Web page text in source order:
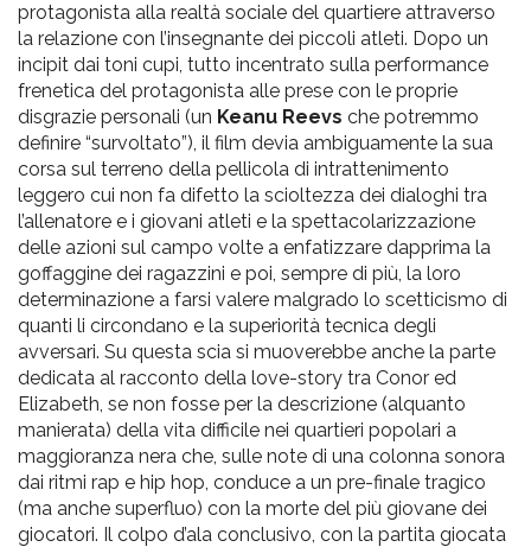
protagonista alla realtà sociale del quartiere attraverso
la relazione con l’insegnante dei piccoli atleti. Dopo un
incipit dai toni cupi, tutto incentrato sulla performance
frenetica del protagonista alle prese con le proprie
disgrazie personali (un Keanu Reevs che potremmo
definire “survoltato”), il film devia ambiguamente la sua
corsa sul terreno della pellicola di intrattenimento
leggero cui non fa difetto la scioltezza dei dialoghi tra
l’allenatore e i giovani atleti e la spettacolarizzazione
delle azioni sul campo volte a enfatizzare dapprima la
goffaggine dei ragazzini e poi, sempre di più, la loro
determinazione a farsi valere malgrado lo scetticismo di
quanti li circondano e la superiorità tecnica degli
avversari. Su questa scia si muoverebbe anche la parte
dedicata al racconto della love-story tra Conor ed
Elizabeth, se non fosse per la descrizione (alquanto
manierata) della vita difficile nei quartieri popolari a
maggioranza nera che, sulle note di una colonna sonora
dai ritmi rap e hip hop, conduce a un pre-finale tragico
(ma anche superfluo) con la morte del più giovane dei
giocatori. Il colpo d’ala conclusivo, con la partita giocata